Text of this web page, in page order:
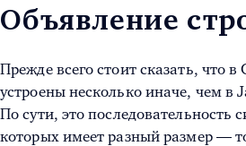
Объявление
Прежде всего стоит сказать, что в
устроены несколько иначе, чем в
По сути, это последовательность
которых имеет разный размер —